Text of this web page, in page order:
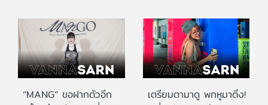
“MANG” ขอฝากตัวอีก
เตรียมตามาดู พกหูมาติ่ง!